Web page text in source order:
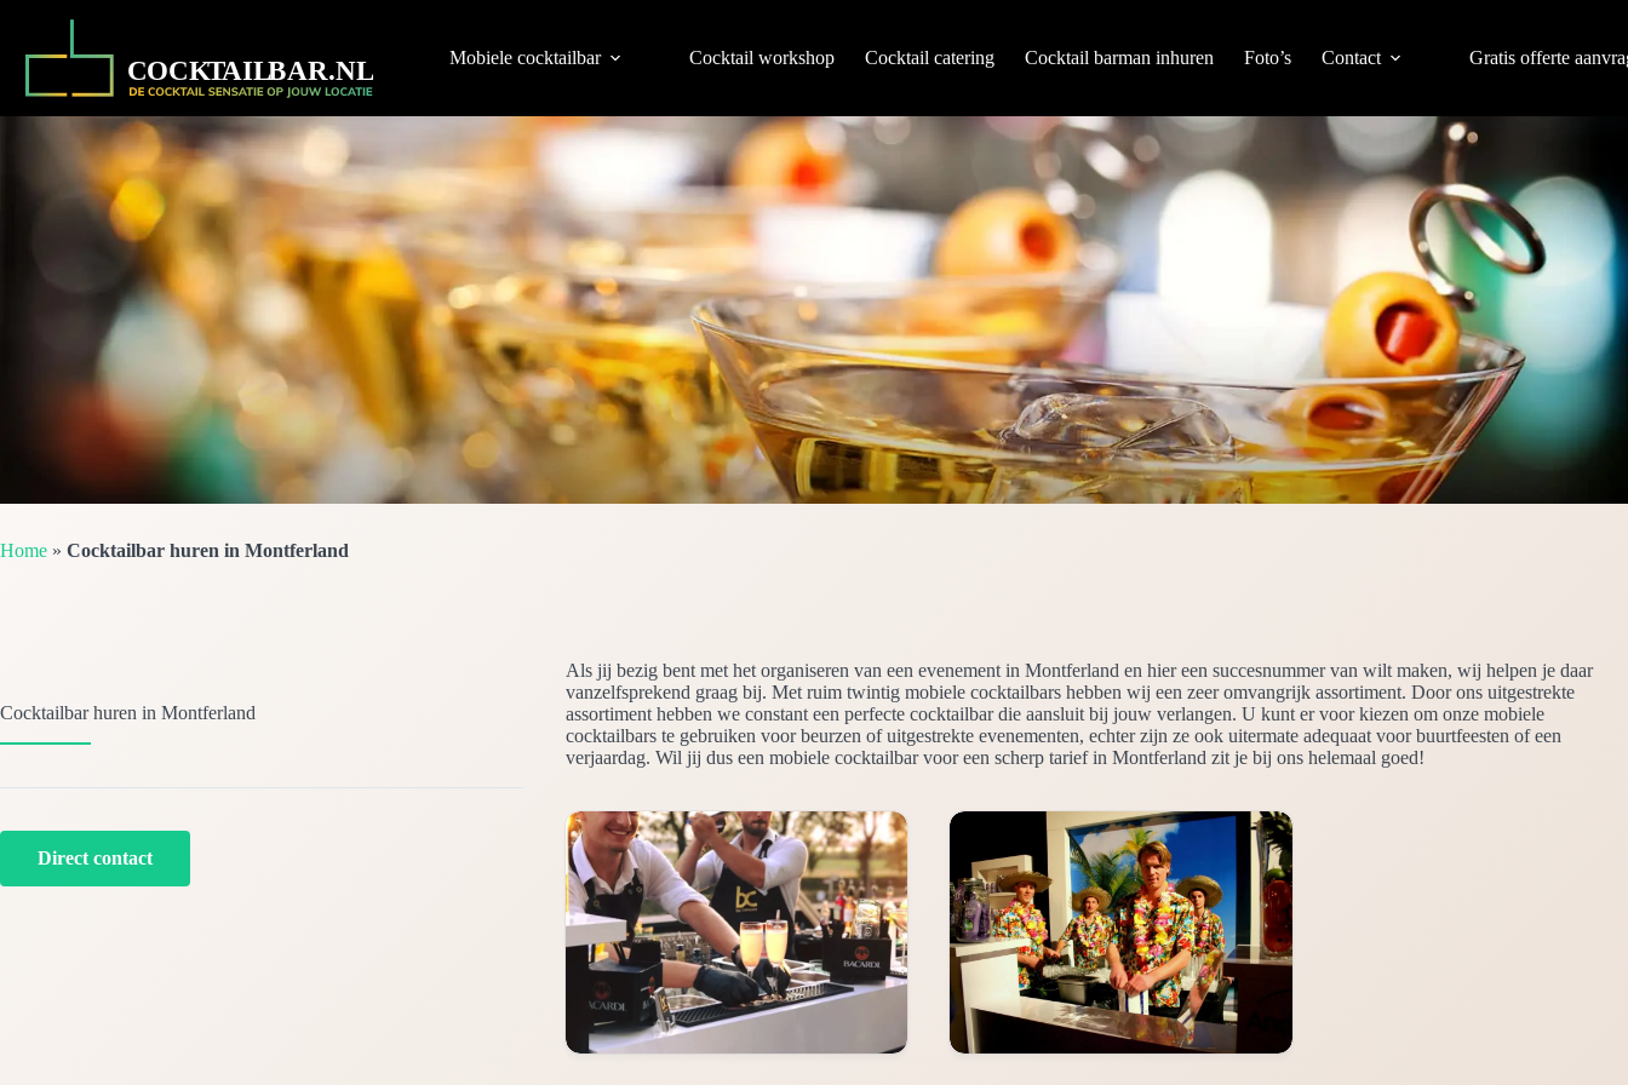
Mobiele cocktailbar Cocktail workshop Cocktail catering Cocktail barman inhuren Foto’s Contact Gratis offerte
Home » Cocktailbar huren in Montferland
Cocktailbar huren in Montferland
Direct contact
Als jij bezig bent met het organiseren van een evenement in Montferland en hier een succesnummer van wilt maken, wij helpen je daar
vanzelfsprekend graag bij. Met ruim twintig mobiele cocktailbars hebben wij een zeer omvangrijk assortiment. Door ons uitgestrekte
assortiment hebben we constant een perfecte cocktailbar die aansluit bij jouw verlangen. U kunt er voor kiezen om onze mobiele
cocktailbars te gebruiken voor beurzen of uitgestrekte evenementen, echter zijn ze ook uitermate adequaat voor buurtfeesten of een
verjaardag. Wil jij dus een mobiele cocktailbar voor een scherp tarief in Montferland zit je bij ons helemaal goed!